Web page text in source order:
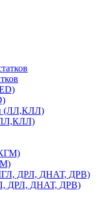
ДРЛ, ДНАТ, ДРВ)